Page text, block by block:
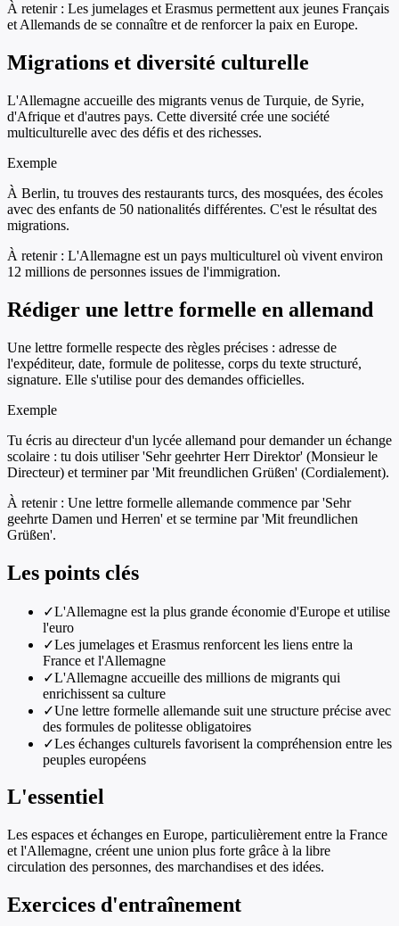
À retenir : Les jumelages et Erasmus permettent aux jeunes Français
et Allemands de se connaître et de renforcer la paix en Europe.
Migrations et diversité culturelle
L'Allemagne accueille des migrants venus de Turquie, de Syrie,
d'Afrique et d'autres pays. Cette diversité crée une société
multiculturelle avec des défis et des richesses.
Exemple
À Berlin, tu trouves des restaurants turcs, des mosquées, des écoles
avec des enfants de 50 nationalités différentes. C'est le résultat des
migrations.
À retenir : L'Allemagne est un pays multiculturel où vivent environ
12 millions de personnes issues de l'immigration.
Rédiger une lettre formelle en allemand
Une lettre formelle respecte des règles précises : adresse de
l'expéditeur, date, formule de politesse, corps du texte structuré,
signature. Elle s'utilise pour des demandes officielles.
Exemple
Tu écris au directeur d'un lycée allemand pour demander un échange
scolaire : tu dois utiliser 'Sehr geehrter Herr Direktor' (Monsieur le
Directeur) et terminer par 'Mit freundlichen Grüßen' (Cordialement).
À retenir : Une lettre formelle allemande commence par 'Sehr
geehrte Damen und Herren' et se termine par 'Mit freundlichen
Grüßen'.
Les points clés
✓L'Allemagne est la plus grande économie d'Europe et utilise
l'euro
✓Les jumelages et Erasmus renforcent les liens entre la
France et l'Allemagne
✓L'Allemagne accueille des millions de migrants qui
enrichissent sa culture
✓Une lettre formelle allemande suit une structure précise avec
des formules de politesse obligatoires
✓Les échanges culturels favorisent la compréhension entre les
peuples européens
L'essentiel
Les espaces et échanges en Europe, particulièrement entre la France
et l'Allemagne, créent une union plus forte grâce à la libre
circulation des personnes, des marchandises et des idées.
Exercices d'entraînement